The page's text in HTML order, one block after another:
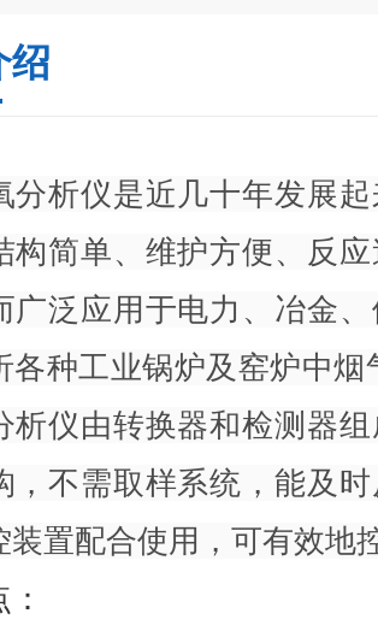
绍
分析仪是近几十年发展
构简单、维护方便、反
广泛应用于电力、冶金
各种工业锅炉及窑炉中
析仪由转换器和检测器
，不需取样系统，能及
装置配合使用，可有效地